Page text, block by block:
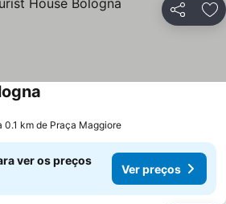
Partilhar
0.1 km de Praça Maggiore
ver os preços
Ver preços